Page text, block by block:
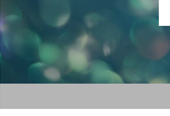
TNHH GẠCH BÔNG
Lát, Xã Đức Chánh, Huyện Mộ Đức,